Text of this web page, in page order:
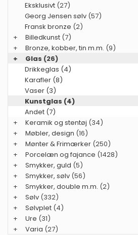
Eksklusivt (27)
Georg Jensen sølv (57)
Fransk bronze (2)
+
Billedkunst (7)
+
Bronze, kobber, tin m.m. (9)
+
Glas (26)
Drikkeglas (4)
Karafler (8)
Vaser (3)
Kunstglas (4)
Andet (7)
+
Keramik og stentøj (34)
+
Møbler, design (16)
+
Mønter & Frimærker (250)
+
Porcelæn og fajance (1428)
+
Smykker, guld (5)
+
Smykker, sølv (56)
+
Smykker, double m.m. (2)
+
Sølv (332)
+
Sølvplet (4)
+
Ure (31)
+
Varia (27)